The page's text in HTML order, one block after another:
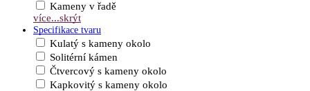
Kameny v řadě
více...skrýt
Specifikace tvaru
Kulatý s kameny okolo
Solitérní kámen
Čtvercový s kameny okolo
Kapkovitý s kameny okolo